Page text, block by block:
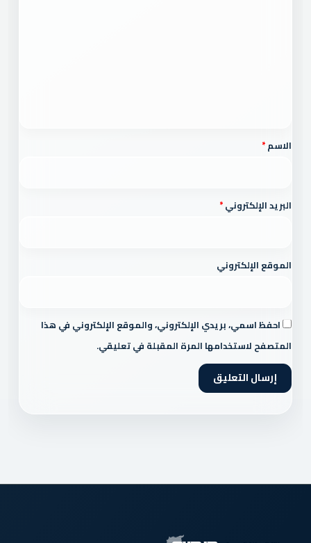
*الاسم*
البريد الإلكتروني*
الموقع الإلكتروني
احفظ اسمي، بريدي الإلكتروني، والموقع الإلكتروني في هذا
المتصفح لاستخدامها المرة المقبلة في تعليقي.